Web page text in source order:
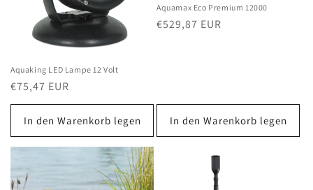
Aquaking LED Lampe 12 Volt
Normaler
Preis
€75,47 EUR
In den Warenkorb legen
Aquamax Eco Premium 12000
Normaler
€529,87 EUR
In den Warenkorb legen